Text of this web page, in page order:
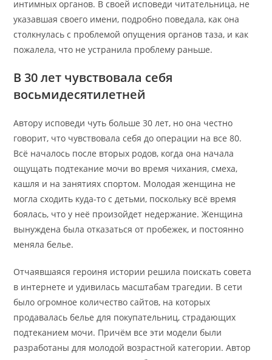
интимных органов. В своей исповеди читательница, не
указавшая своего имени, подробно поведала, как она
столкнулась с проблемой опущения органов таза, и как
пожалела, что не устранила проблему раньше.
В 30 лет чувствовала себя
восьмидесятилетней
Автору исповеди чуть больше 30 лет, но она честно
говорит, что чувствовала себя до операции на все 80.
Всё началось после вторых родов, когда она начала
ощущать подтекание мочи во время чихания, смеха,
кашля и на занятиях спортом. Молодая женщина не
могла сходить куда-то с детьми, поскольку всё время
боялась, что у неё произойдет недержание. Женщина
вынуждена была отказаться от пробежек, и постоянно
меняла белье.
Отчаявшаяся героиня истории решила поискать совета
в интернете и удивилась масштабам трагедии. В сети
было огромное количество сайтов, на которых
продавалась белье для покупательниц, страдающих
подтеканием мочи. Причём все эти модели были
разработаны для молодой возрастной категории. Автор